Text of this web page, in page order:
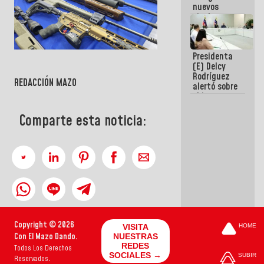
REDACCIÓN MAZO
Comparte esta noticia:
nuevos
titulares en
el
Viceministerio
de Energía
Eléctrica y
CORPOELEC
Presidenta
(E) Delcy
Rodríguez
alertó sobre
el impacto
Copyright © 2026
Con El Mazo Dando.
Todos Los Derechos
Reservados.
VISITA
NUESTRAS
REDES
SOCIALES →
HOME
SUBIR